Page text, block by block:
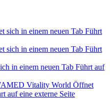
sich in einem neuen Tab Führt
sich in einem neuen Tab Führt
in einem neuen Tab Führt auf
Vitality World Öffnet
auf eine externe Seite